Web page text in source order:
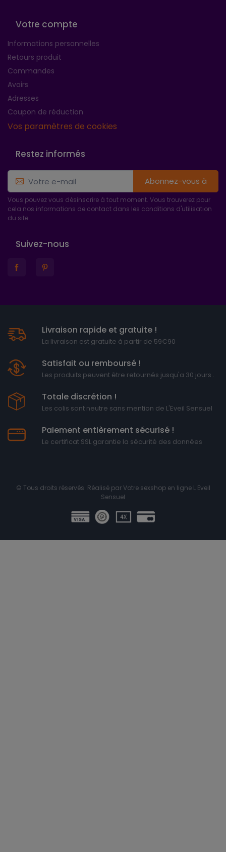
Votre compte
Informations personnelles
Retours produit
Commandes
Avoirs
Adresses
Coupon de réduction
Vos paramètres de cookies
Restez informés
Abonnez-vous à
Vous pouvez vous désinscrire à tout moment. Vous trouverez pour
cela nos informations de contact dans les conditions d'utilisation
du site.
Suivez-nous
Livraison rapide et gratuite !
La livraison est gratuite à partir de 59€90
Satisfait ou remboursé !
Les produits peuvent être retournés jusqu'a 30 jours .
Totale discrétion !
Les colis sont neutre sans mention de L'Eveil Sensuel
Paiement entièrement sécurisé !
Le certificat SSL garantie la sécurité des données
© Tous droits réservés. Réalisé parVotre sexshop en ligne L Eveil
Sensuel